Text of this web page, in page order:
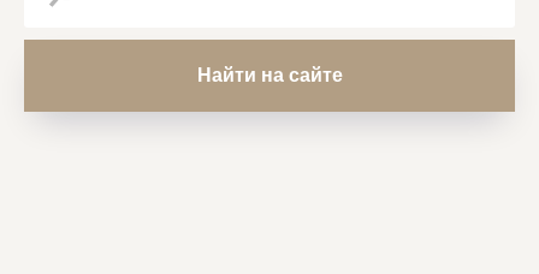
Найти на сайте